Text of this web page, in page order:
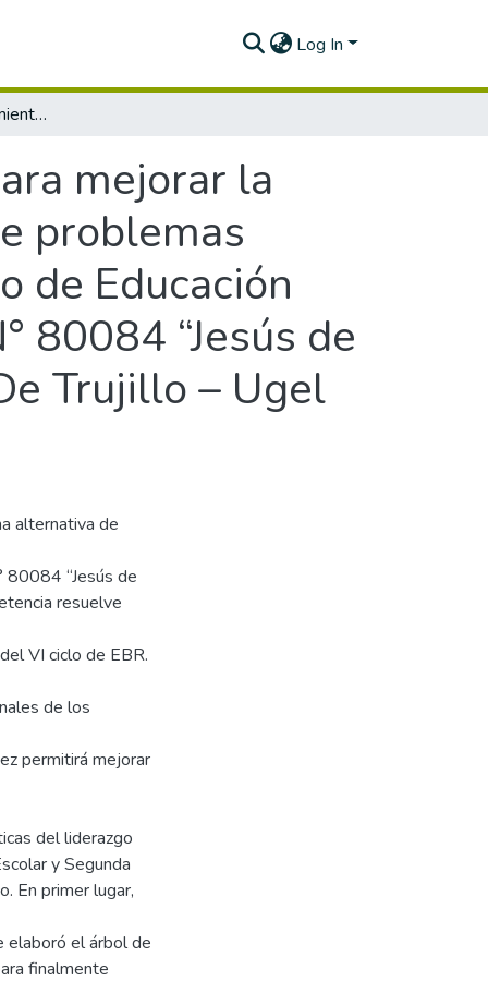
Log In
Monitoreo, acompañamiento y evaluación para mejorar la práctica docente en la competencia resuelve problemas cantidad del área de matemática del VI Ciclo de Educación Básica Regular de la Institución Educativa N° 80084 “Jesús de Nazareth” del Distrito de Poroto, Provincia De Trujillo – Ugel 01 El Porvenir – La Libertad
mejorar la
problemas
de Educación
80084 “Jesús de
Trujillo – Ugel
alternativa de
80084 “Jesús de
resuelve
VI ciclo de EBR.
de los
permitirá mejorar
del liderazgo
y Segunda
En primer lugar,
elaboró el árbol de
finalmente